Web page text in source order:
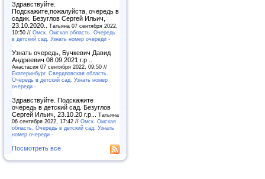
Здравствуйте.
Подскажите,пожалуйста, очередь в
садик. Безуглов Сергей Ильич,
23.10.2020.. Татьяна 07 сентября 2022,
10:50 // Омск. Омская область. Очередь
в детский сад. Узнать номер очереди -
Узнать очередь, Бучкевич Давид
Андреевич 08.09.2021 г.р ..
Анастасия 07 сентября 2022, 09:50 //
Екатеринбург. Свердловская область.
Очередь в детский сад. Узнать номер
очереди -
Здравствуйте. Подскажите
очередь в детский сад. Безуглов
Сергей Ильич, 23.10.20 г.р... Татьяна
06 сентября 2022, 17:42 // Омск. Омская
область. Очередь в детский сад. Узнать
номер очереди -
Посмотреть все